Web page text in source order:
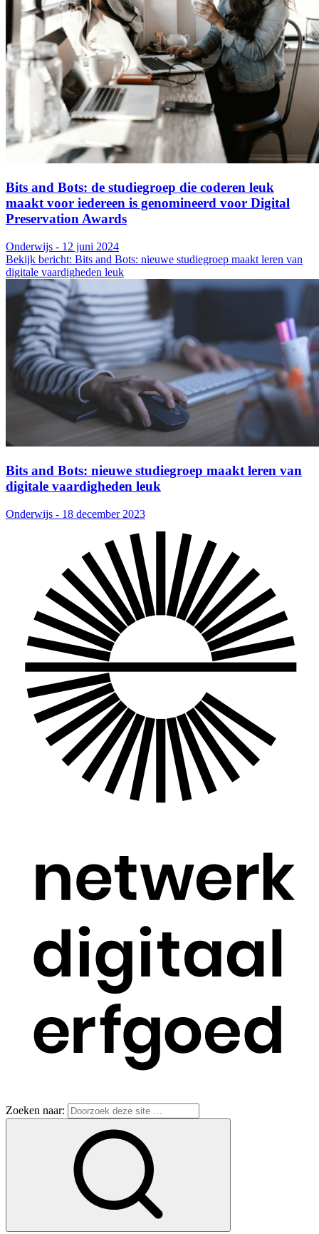
Bits and Bots: de studiegroep die coderen leuk
maakt voor iedereen is genomineerd voor Digital
Preservation Awards
Onderwijs - 12 juni 2024
Bekijk bericht: Bits and Bots: nieuwe studiegroep maakt leren van
digitale vaardigheden leuk
Bits and Bots: nieuwe studiegroep maakt leren van
digitale vaardigheden leuk
Onderwijs - 18 december 2023
Zoeken naar: